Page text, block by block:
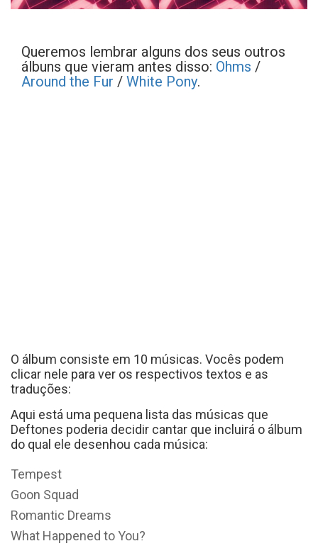
Queremos lembrar alguns dos seus outros
álbuns que vieram antes disso: Ohms /
Around the Fur / White Pony.
O álbum consiste em 10 músicas. Vocês podem
clicar nele para ver os respectivos textos e as
traduções:
Aqui está uma pequena lista das músicas que
Deftones poderia decidir cantar que incluirá o álbum
do qual ele desenhou cada música:
Tempest
Goon Squad
Romantic Dreams
What Happened to You?